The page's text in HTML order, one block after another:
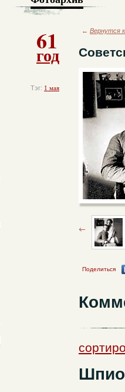
61
год
Тэг: 1 мая
← Вернутся
Поделиться